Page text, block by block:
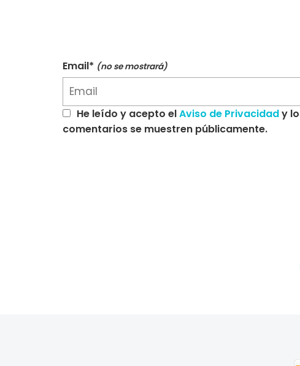
Email* (no se mostrará)
He leído y acepto elAviso de Privacidady
comentarios se muestren públicamente.